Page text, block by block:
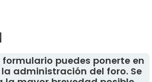
puedes ponerte en
administración del foro. Se